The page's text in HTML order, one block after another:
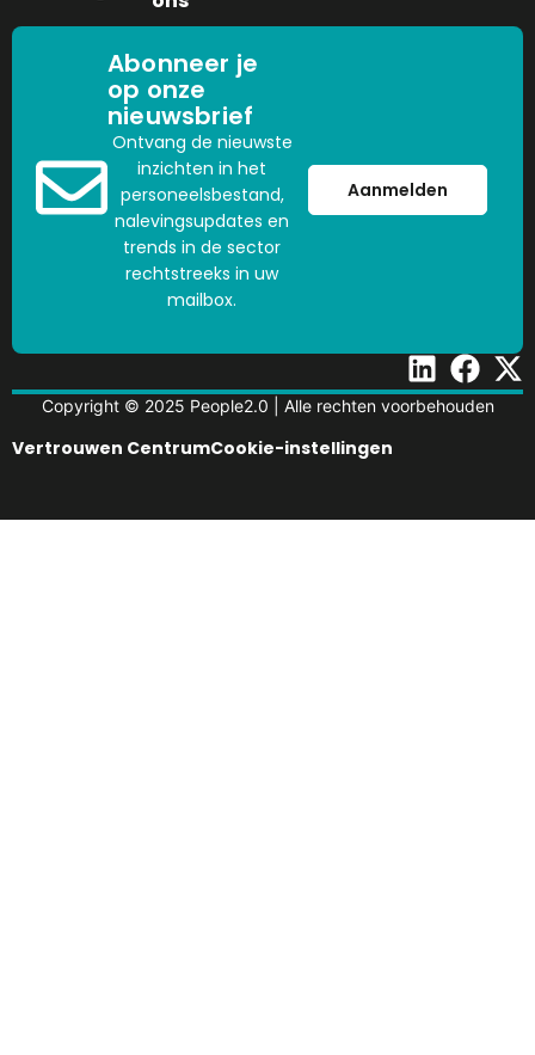
Abonneer je
op onze
nieuwsbrief
Ontvang de nieuwste
inzichten in het
personeelsbestand,
nalevingsupdates en
trends in de sector
rechtstreeks in uw
mailbox.
Aanmelden
Copyright © 2025 People2.0 | Alle rechten voorbehouden
Vertrouwen CentrumCookie-instellingen